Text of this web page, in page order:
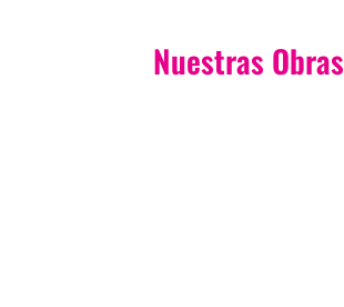
Nuestras Obras